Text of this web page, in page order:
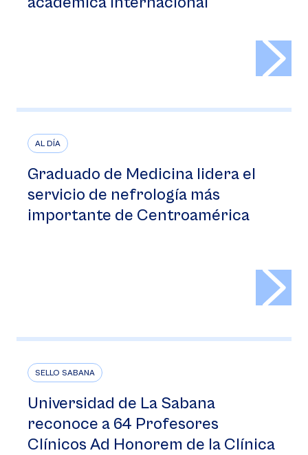
AL DÍA
Graduado de Medicina lidera el
servicio de nefrología más
importante de Centroamérica
SELLO SABANA
Universidad de La Sabana
reconoce a 64 Profesores
Clínicos Ad Honorem de la Clínica